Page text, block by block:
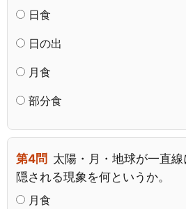
日食
日の出
月食
部分食
第4問 太陽・月・地球が一直
隠される現象を何というか。
月食